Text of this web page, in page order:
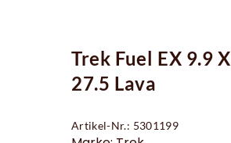
Trek Fuel EX 9.9
27.5 Lava
Artikel-Nr.: 5301199